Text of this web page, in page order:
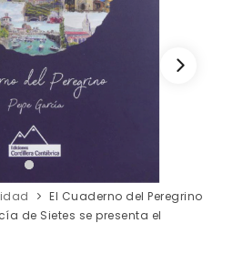
El Cuaderno del Peregrino
de Sietes se presenta el